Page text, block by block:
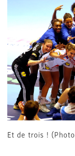
Et de trois !